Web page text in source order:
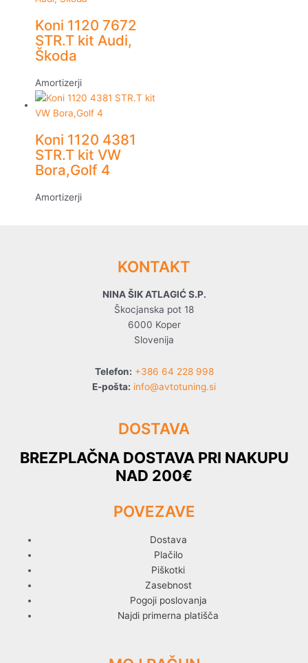
Koni 1120 7672
STR.T kit Audi,
Škoda
Amortizerji
Koni 1120 4381
STR.T kit VW
Bora,Golf 4
Amortizerji
KONTAKT
NINA ŠIK ATLAGIĆ S.P.
Škocjanska pot 18
6000 Koper
Slovenija
Telefon: +386 64 228 998
E-pošta: info@avtotuning.si
DOSTAVA
BREZPLAČNA DOSTAVA PRI NAKUPU
NAD 200€
POVEZAVE
Dostava
Plačilo
Piškotki
Zasebnost
Pogoji poslovanja
Najdi primerna platišča